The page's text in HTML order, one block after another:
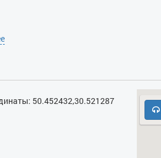
50.452432,30.521287